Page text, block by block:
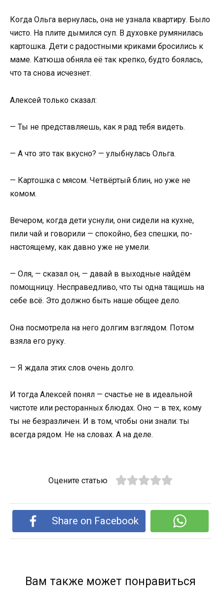
Когда Ольга вернулась, она не узнала квартиру. Было
чисто. На плите дымился суп. В духовке румянилась
картошка. Дети с радостными криками бросились к
маме. Катюша обняла её так крепко, будто боялась,
что та снова исчезнет.
Алексей только сказал:
— Ты не представляешь, как я рад тебя видеть.
— А что это так вкусно? — улыбнулась Ольга.
— Картошка с мясом. Четвёртый блин, но уже не
комом.
Вечером, когда дети уснули, они сидели на кухне,
пили чай и говорили — спокойно, без спешки, по-
настоящему, как давно уже не умели.
— Оля, — сказал он, — давай в выходные найдём
помощницу. Несправедливо, что ты одна тащишь на
себе всё. Это должно быть наше общее дело.
Она посмотрела на него долгим взглядом. Потом
взяла его руку.
— Я ждала этих слов очень долго.
И тогда Алексей понял — счастье не в идеальной
чистоте или ресторанных блюдах. Оно — в тех, кому
ты не безразличен. И в том, чтобы они знали: ты
всегда рядом. Не на словах. А на деле.
Оцените статью
Share on Facebook
Вам также может понравиться